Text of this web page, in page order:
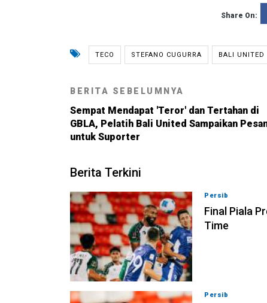
Share On:
TECO STEFANO CUGURRA BALI UNITED
BERITA SEBELUMNYA
Sempat Mendapat 'Teror' dan Tertahan di
GBLA, Pelatih Bali United Sampaikan
untuk Suporter
Berita Terkini
Persib
Final Piala
Time
Persib